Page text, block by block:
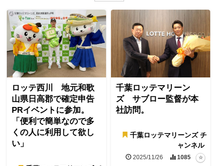
ロッテ西川 地元和歌
山県日高郡で確定申告
PRイベントに参加。
「便利で簡単なので多
くの人に利用して欲し
い」
千葉ロッテマリーン
ズ サブロー監督が本
社訪問。
千葉ロッテマリーンズ チ
ャンネル
2025/11/26 1085